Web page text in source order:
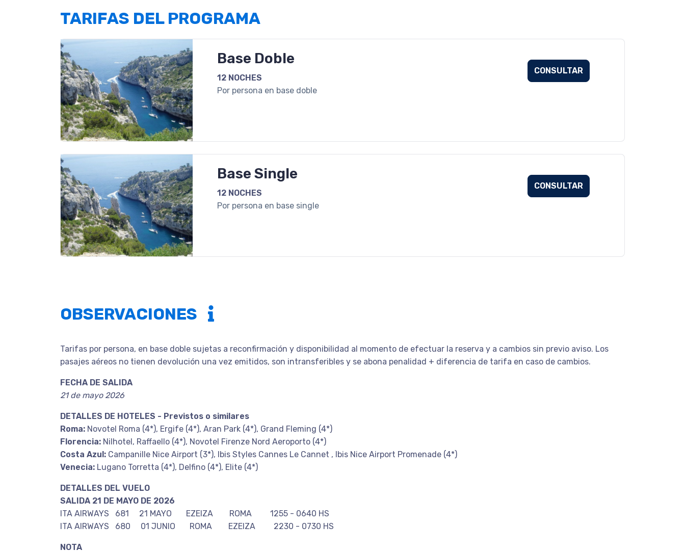
TARIFAS DEL PROGRAMA
Base Doble
12 NOCHES
Por persona en base doble
CONSULTAR
Base Single
12 NOCHES
Por persona en base single
CONSULTAR
OBSERVACIONES
Tarifas por persona, en base doble sujetas a reconfirmación y disponibilidad al momento de efectuar la reserva y a cambios sin previo aviso. Los
pasajes aéreos no tienen devolución una vez emitidos, son intransferibles y se abona penalidad + diferencia de tarifa en caso de cambios.
FECHA DE SALIDA
21 de mayo 2026
DETALLES DE HOTELES - Previstos o similares
Roma: Novotel Roma (4*), Ergife (4*), Aran Park (4*), Grand Fleming (4*)
Florencia: Nilhotel, Raffaello (4*), Novotel Firenze Nord Aeroporto (4*)
Costa Azul: Campanille Nice Airport (3*), Ibis Styles Cannes Le Cannet , Ibis Nice Airport Promenade (4*)
Venecia: Lugano Torretta (4*), Delfino (4*), Elite (4*)
DETALLES DEL VUELO
SALIDA 21 DE MAYO DE 2026
ITA AIRWAYS 681 21 MAYO EZEIZA ROMA 1255 - 0640 HS
ITA AIRWAYS 680 01 JUNIO ROMA EZEIZA 2230 - 0730 HS
NOTA